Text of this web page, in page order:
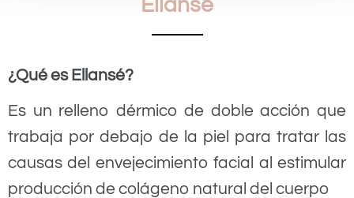
Ellansé
¿Qué es Ellansé?
Es un relleno dérmico de doble acción que
trabaja por debajo de la piel para tratar las
causas del envejecimiento facial al estimular
producción de colágeno natural del cuerpo